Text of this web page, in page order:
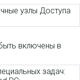
включены в
задач: